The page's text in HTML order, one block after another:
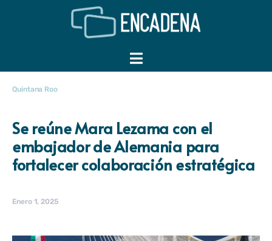
Quintana Roo
Se reúne Mara Lezama con el
embajador de Alemania para
fortalecer colaboración estratégica
Enero 1, 2025